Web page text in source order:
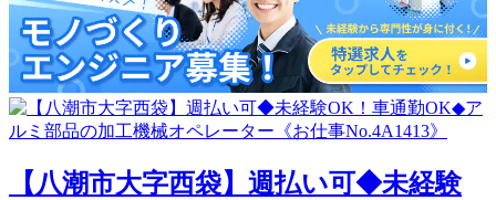
【八潮市大字西袋】週払い可◆未経験